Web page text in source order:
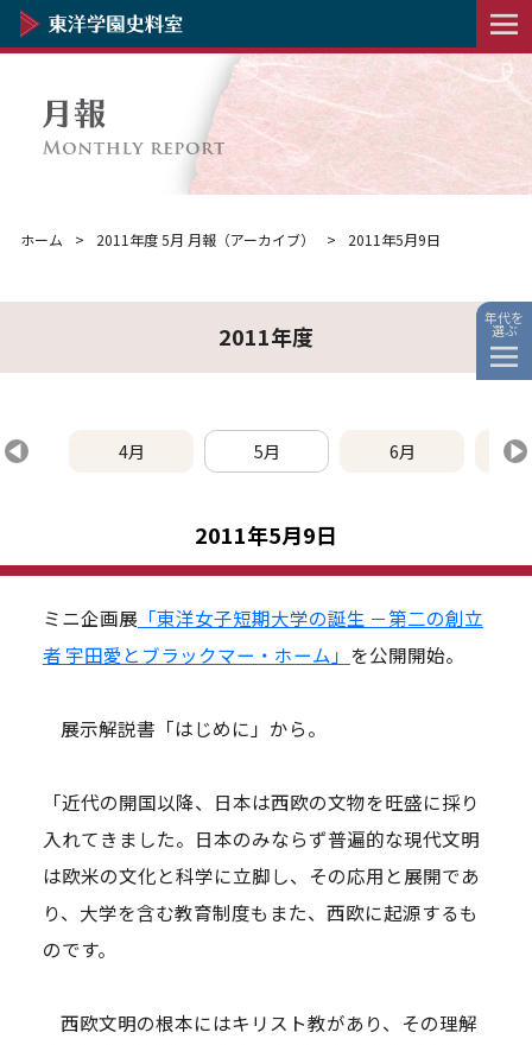
ホーム 2011年度 5月 月報（アーカイブ） 2011年5月9日
2011年度
年代を
選ぶ
4月 5月 6月
2011年5月9日
ミニ企画展「東洋女子短期大学の誕生 －第二の創立
者 宇田愛とブラックマー・ホーム」 を公開開始。
展示解説書「はじめに」から。
「近代の開国以降、日本は西欧の文物を旺盛に採り
入れてきました。日本のみならず普遍的な現代文明
は欧米の文化と科学に立脚し、その応用と展開であ
り、大学を含む教育制度もまた、西欧に起源するも
のです。
西欧文明の根本にはキリスト教があり、その理解